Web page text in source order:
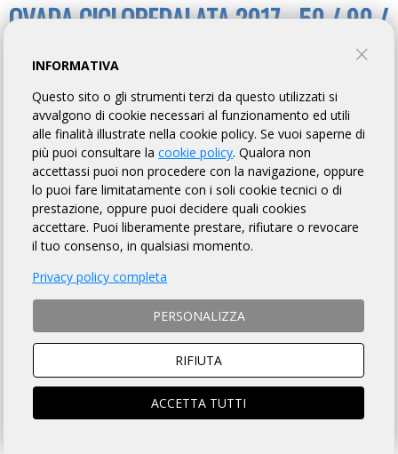
OVADA CICLOPEDALATA 2017 - 50 / 90 /
130 KM
Uà Cycling Team
INFORMAZIONI REGOLAMENTO ROADBOOK
LINK UTILI
140 Km 14 ore
DOVE
Ovada (AL)
INFORMATIVA
Questo sito o gli strumenti terzi da questo utilizzati si
avvalgono di cookie necessari al funzionamento ed utili
alle finalità illustrate nella cookie policy. Se vuoi saperne di
più puoi consultare lacookie policy. Qualora non
accettassi puoi non procedere con la navigazione, oppure
lo puoi fare limitatamente con i soli cookie tecnici o di
prestazione, oppure puoi decidere quali cookies
accettare. Puoi liberamente prestare, rifiutare o revocare
il tuo consenso, in qualsiasi momento.
Privacy policy completa
PERSONALIZZA
RIFIUTA
ACCETTA TUTTI